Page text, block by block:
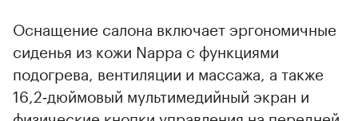
Оснащение салона включает эргономичные
сиденья из кожи Nappa с функциями
подогрева, вентиляции и массажа, а также
16,2‑дюймовый мультимедийный экран и